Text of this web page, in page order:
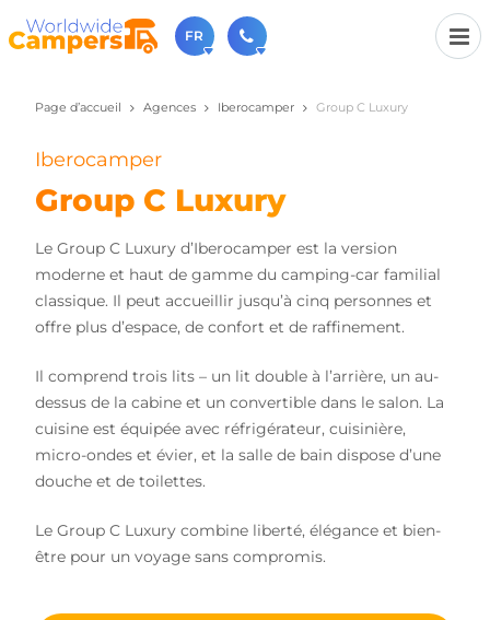
FR
+31 030-6974964
sales@worldwidecampers.com
Vous pouvez également nous envoyer un e-mail.
Page d’accueil Agences Iberocamper Group C Luxury
Iberocamper
Group C Luxury
Le Group C Luxury d’Iberocamper est la version
moderne et haut de gamme du camping-car familial
classique. Il peut accueillir jusqu’à cinq personnes et
offre plus d’espace, de confort et de raffinement.
Il comprend trois lits – un lit double à l’arrière, un au-
dessus de la cabine et un convertible dans le salon. La
cuisine est équipée avec réfrigérateur, cuisinière,
micro-ondes et évier, et la salle de bain dispose d’une
douche et de toilettes.
Le Group C Luxury combine liberté, élégance et bien-
être pour un voyage sans compromis.